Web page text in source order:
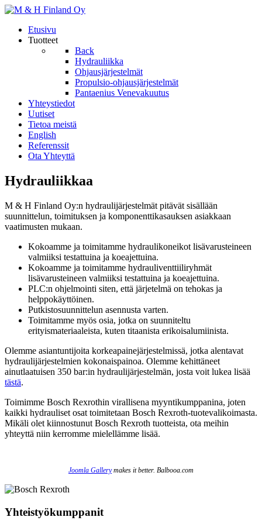
Etusivu
Tuotteet
Back
Hydrauliikka
Ohjausjärjestelmät
Propulsio-ohjausjärjestelmät
Pantaenius Venevakuutus
Yhteystiedot
Uutiset
Tietoa meistä
English
Referenssit
Ota Yhteyttä
Hydrauliikkaa
M & H Finland Oy:n hydraulijärjestelmät pitävät sisällään
suunnittelun, toimituksen ja komponenttikasauksen asiakkaan
vaatimusten mukaan.
Kokoamme ja toimitamme hydraulikoneikot lisävarusteineen
valmiiksi testattuina ja koeajettuina.
Kokoamme ja toimitamme hydrauliventtiiliryhmät
lisävarusteineen valmiiksi testattuina ja koeajettuina.
PLC:n ohjelmointi siten, että järjetelmä on tehokas ja
helppokäyttöinen.
Putkistosuunnittelun asennusta varten.
Toimitamme myös osia, jotka on suunniteltu
erityismateriaaleista, kuten titaanista erikoisalumiinista.
Olemme asiantuntijoita korkeapainejärjestelmissä, jotka alentavat
hydraulijärjestelmien kokonaispainoa. Olemme kehittäneet
ainutlaatuisen 350 bar:in hydraulijärjestelmän, josta voit lukea lisää
tästä.
Toimimme Bosch Rexrothin virallisena myyntikumppanina, joten
kaikki hydrauliset osat toimitetaan Bosch Rexroth-tuotevalikoimasta.
Mikäli olet kiinnostunut Bosch Rexroth tuotteista, ota meihin
yhteyttä niin kerromme mielellämme lisää.
Joomla Gallerymakes it better. Balbooa.com
Yhteistyökumppanit